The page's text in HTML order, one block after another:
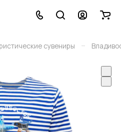
сувениры –